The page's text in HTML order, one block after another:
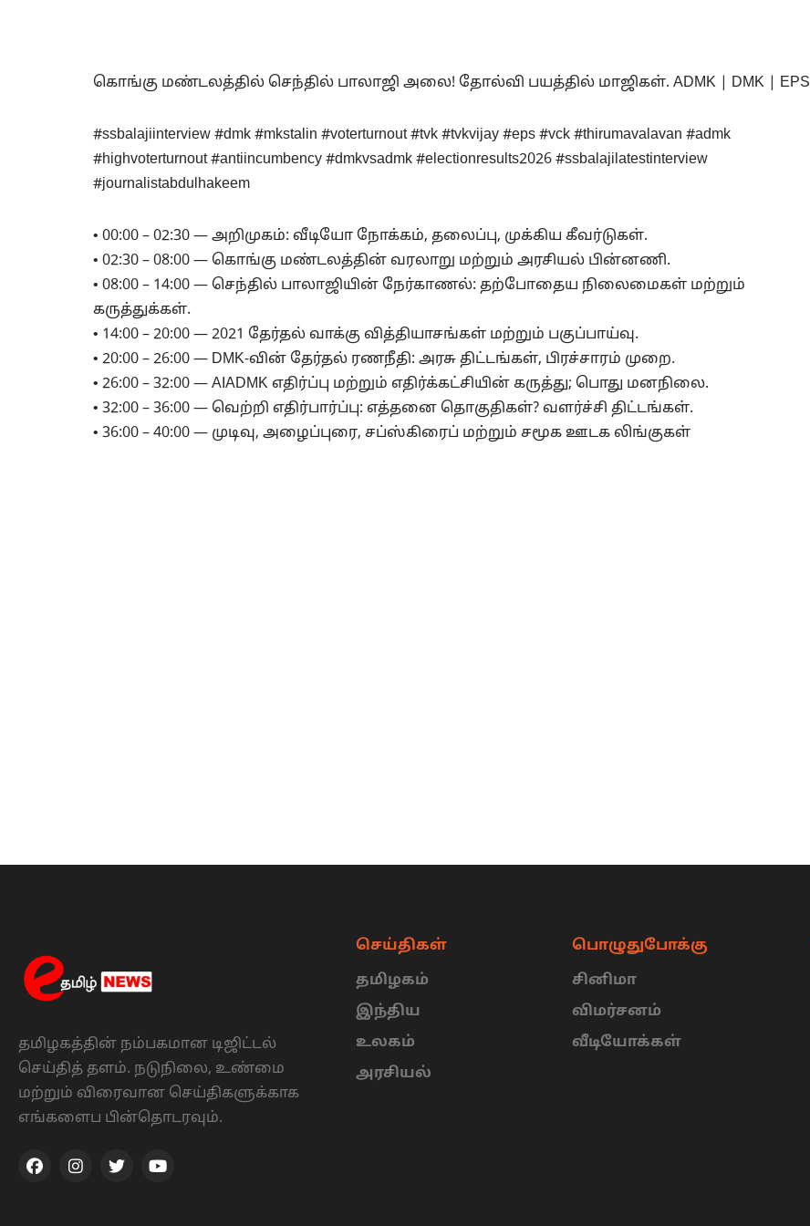
கொங்கு மண்டலத்தில் செந்தில் பாலாஜி அலை! தோல்வி பயத்தில் மாஜிகள். ADMK | DMK | EPS
#ssbalajiinterview #dmk #mkstalin #voterturnout #tvk #tvkvijay #eps #vck #thirumavalavan #admk
#highvoterturnout #antiincumbency #dmkvsadmk #electionresults2026 #ssbalajilatestinterview
#journalistabdulhakeem
• 00:00 – 02:30 — அறிமுகம்: வீடியோ நோக்கம், தலைப்பு, முக்கிய கீவர்டுகள்.
• 02:30 – 08:00 — கொங்கு மண்டலத்தின் வரலாறு மற்றும் அரசியல் பின்னணி.
• 08:00 – 14:00 — செந்தில் பாலாஜியின் நேர்காணல்: தற்போதைய நிலைமைகள் மற்றும்
கருத்துக்கள்.
• 14:00 – 20:00 — 2021 தேர்தல் வாக்கு வித்தியாசங்கள் மற்றும் பகுப்பாய்வு.
• 20:00 – 26:00 — DMK-வின் தேர்தல் ரணநீதி: அரசு திட்டங்கள், பிரச்சாரம் முறை.
• 26:00 – 32:00 — AIADMK எதிர்ப்பு மற்றும் எதிர்க்கட்சியின் கருத்து; பொது மனநிலை.
• 32:00 – 36:00 — வெற்றி எதிர்பார்ப்பு: எத்தனை தொகுதிகள்? வளர்ச்சி திட்டங்கள்.
• 36:00 – 40:00 — முடிவு, அழைப்புரை, சப்ஸ்கிரைப் மற்றும் சமூக ஊடக லிங்குகள்
தமிழகத்தின் நம்பகமான டிஜிட்டல்
செய்தித் தளம். நடுநிலை, உண்மை
மற்றும் விரைவான செய்திகளுக்காக
எங்களைப பின்தொடரவும்.
செய்திகள்
தமிழகம்
இந்திய
உலகம்
அரசியல்
பொழுதுபோக்கு
சினிமா
விமர்சனம்
வீடியோக்கள்